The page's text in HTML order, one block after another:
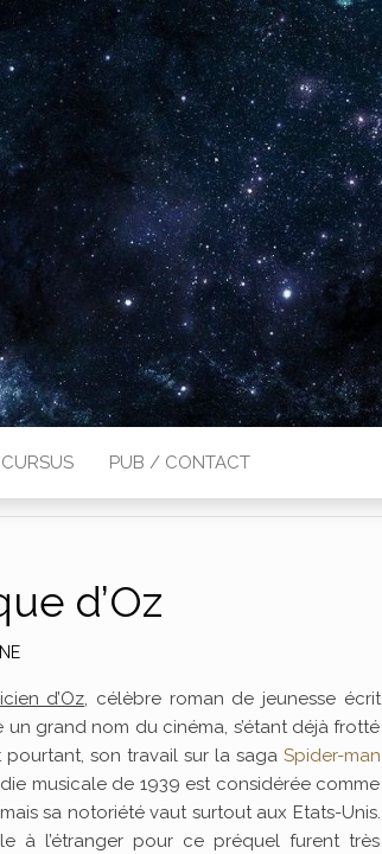
CURSUS PUB / CONTACT
d’Oz
d’Oz, célèbre roman de jeunesse écrit
un grand nom du cinéma, s’étant déjà frotté
pourtant, son travail sur la saga Spider-man
musicale de 1939 est considérée comme
sa notoriété vaut surtout aux Etats-Unis.
à l’étranger pour ce préquel furent très